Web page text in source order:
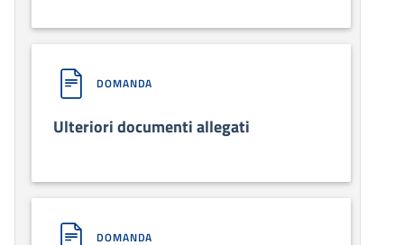
DOMANDA
Ulteriori documenti allegati
DOMANDA